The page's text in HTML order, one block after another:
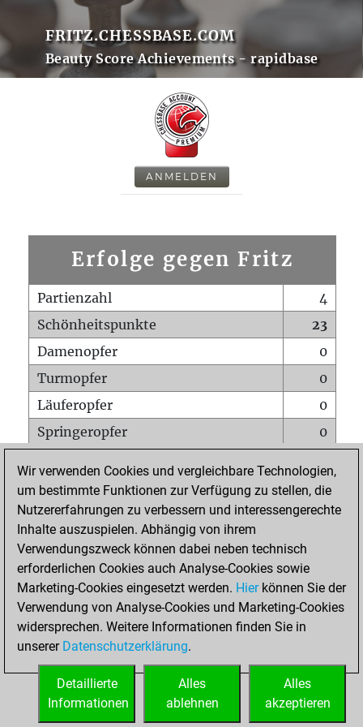
FRITZ.CHESSBASE.COM
Beauty Score Achievements - rapidbase
ANMELDEN
Erfolge gegen Fritz
Partienzahl
4
Schönheitspunkte
23
Damenopfer
0
Turmopfer
0
Läuferopfer
0
Springeropfer
0
Matt auf vollem Brett
0
Bauer setzt Matt
0
Erstickte Matts
Unterverwandlungen
Türme auf der siebten
0
STARTSEITE
Wir verwenden Cookies und vergleichbare Technologien,
um bestimmte Funktionen zur Verfügung zu stellen, die
Nutzererfahrungen zu verbessern und interessengerechte
Inhalte auszuspielen. Abhängig von ihrem
Verwendungszweck können dabei neben technisch
erforderlichen Cookies auch Analyse-Cookies sowie
Marketing-Cookies eingesetzt werden. Hierkönnen Sie der
Verwendung von Analyse-Cookies und Marketing-Cookies
widersprechen. Weitere Informationen finden Sie in
unserer Datenschutzerklärung.
Alles
akzeptieren
Alles
ablehnen
Detaillierte
Informationen